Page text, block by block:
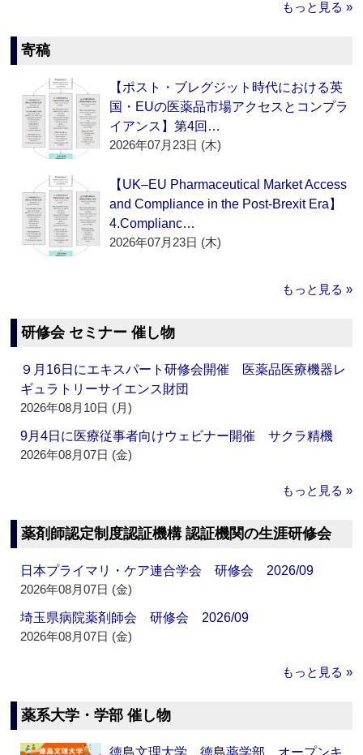
もっと見る »
寄稿
【ポスト・ブレグジット時代における英
国・EUの医薬品市場アクセスとコンプラ
イアンス】第4回…
2026年07月23日 (木)
【UK–EU Pharmaceutical Market Access
and Compliance in the Post-Brexit Era】
4.Complianc…
2026年07月23日 (木)
もっと見る »
研修会 セミナー 催し物
９月16日にエキスパート研修会開催 医薬品医療機器レ
ギュラトリーサイエンス財団
2026年08月10日 (月)
9月4日に医療従事者向けウェビナー開催 サクラ精機
2026年08月07日 (金)
もっと見る »
薬剤師認定制度認証機構 認証機関の生涯研修会
日本プライマリ・ケア連合学会 研修会 2026/09
2026年08月07日 (金)
埼玉県病院薬剤師会 研修会 2026/09
2026年08月07日 (金)
もっと見る »
薬系大学・学部 催し物